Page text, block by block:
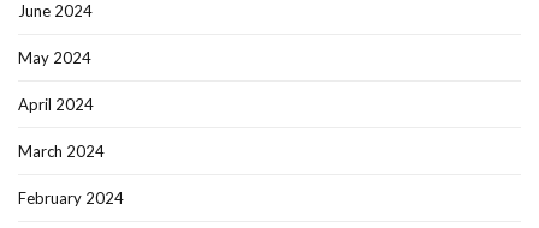
June 2024
May 2024
April 2024
March 2024
February 2024